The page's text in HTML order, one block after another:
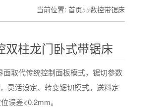
当前位置: 首页>>数控带锯床
双柱龙门卧式带锯床
取代传统控制面板模式，锯切参数
灵活设定、转变锯切模式。送料定
误差<0.2mm。